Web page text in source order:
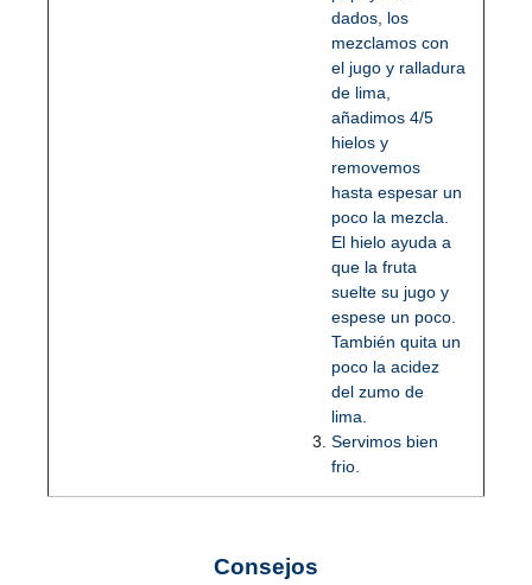
dados, los
mezclamos con
el jugo y ralladura
de lima,
añadimos 4/5
hielos y
removemos
hasta espesar un
poco la mezcla.
El hielo ayuda a
que la fruta
suelte su jugo y
espese un poco.
También quita un
poco la acidez
del zumo de
lima.
Servimos bien
frio.
Consejos